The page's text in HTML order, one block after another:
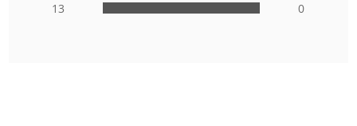
13
0